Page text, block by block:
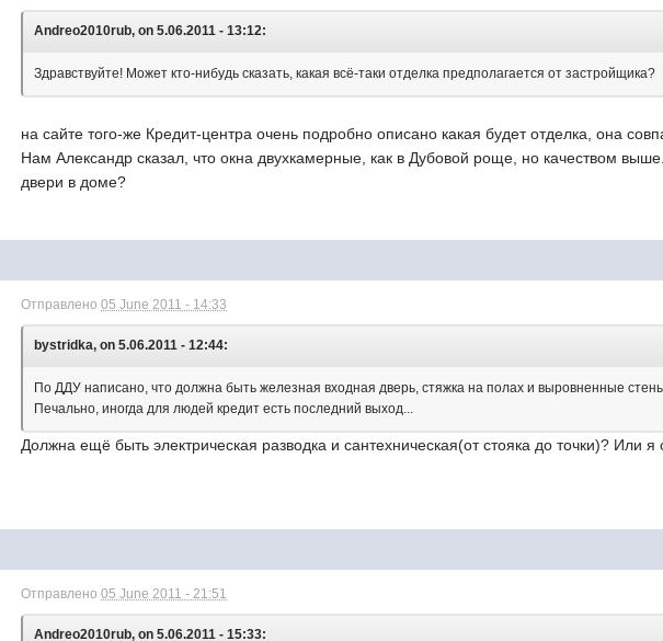
Andreo2010rub, on 5.06.2011 - 13:12:
Здравствуйте! Может кто-нибудь сказать, какая всё-таки отделка предполагается от застройщика?
на сайте того-же Кредит-центра очень подробно описано какая будет отделка, она
Нам Александр сказал, что окна двухкамерные, как в Дубовой роще, но качеством
двери в доме?
Отправлено05 June 2011 - 14:33
bystridka, on 5.06.2011 - 12:44:
По ДДУ написано, что должна быть железная входная дверь, стяжка на полах и выровненные
Печально, иногда для людей кредит есть последний выход...
Должна ещё быть электрическая разводка и сантехническая(от стояка до точки)? Или
Отправлено05 June 2011 - 21:51
Andreo2010rub, on 5.06.2011 - 15:33: